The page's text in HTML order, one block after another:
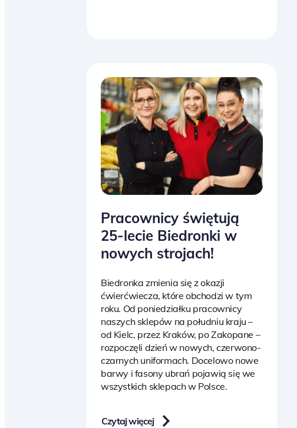
Pracownicy świętują
25-lecie Biedronki w
nowych strojach!
Biedronka zmienia się z okazji
ćwierćwiecza, które obchodzi w tym
roku. Od poniedziałku pracownicy
naszych sklepów na południu kraju –
od Kielc, przez Kraków, po Zakopane –
rozpoczęli dzień w nowych, czerwono-
czarnych uniformach. Docelowo nowe
barwy i fasony ubrań pojawią się we
wszystkich sklepach w Polsce.
Czytaj więcej